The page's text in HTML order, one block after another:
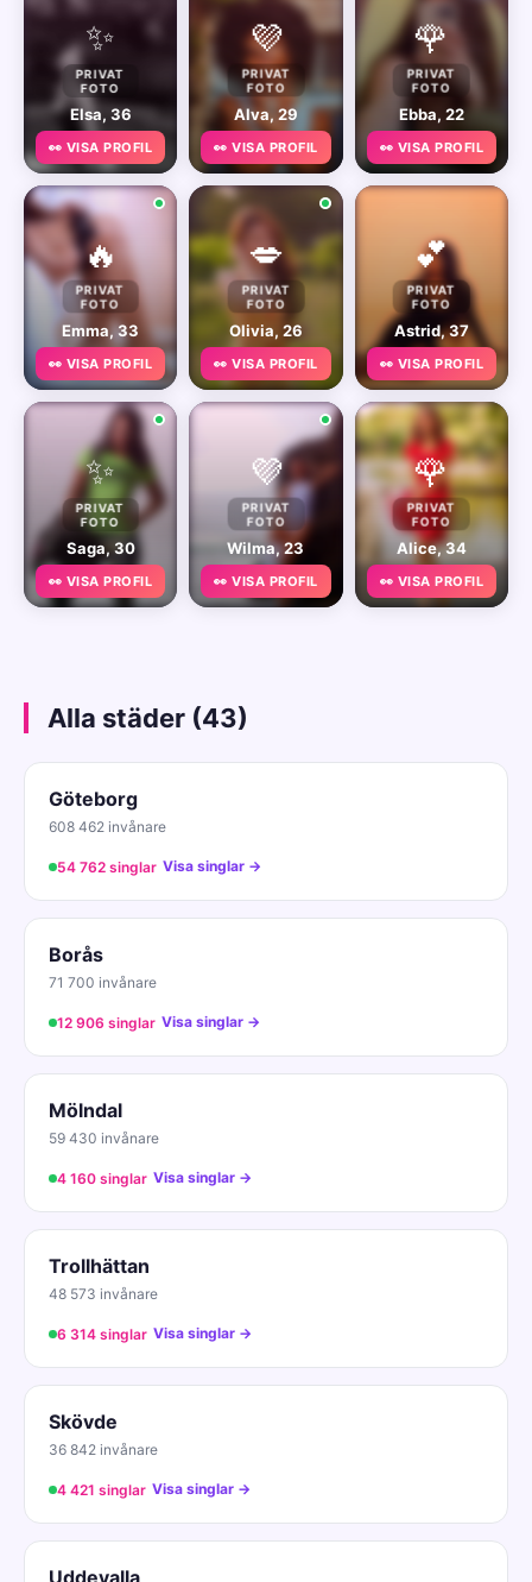
✨
PRIVAT
FOTO
Elsa, 36
👀 VISA PROFIL
💜
PRIVAT
FOTO
Alva, 29
👀 VISA PROFIL
🌹
PRIVAT
FOTO
Ebba, 22
👀 VISA PROFIL
🔥
PRIVAT
FOTO
Emma, 33
👀 VISA PROFIL
💋
PRIVAT
FOTO
Olivia, 26
👀 VISA PROFIL
💕
PRIVAT
FOTO
Astrid, 37
👀 VISA PROFIL
✨
PRIVAT
FOTO
Saga, 30
👀 VISA PROFIL
💜
PRIVAT
FOTO
Wilma, 23
👀 VISA PROFIL
🌹
PRIVAT
FOTO
Alice, 34
👀 VISA PROFIL
Alla städer (43)
Göteborg
608 462 invånare
54 762 singlar Visa singlar →
Borås
71 700 invånare
12 906 singlar Visa singlar →
Mölndal
59 430 invånare
4 160 singlar Visa singlar →
Trollhättan
48 573 invånare
6 314 singlar Visa singlar →
Skövde
36 842 invånare
4 421 singlar Visa singlar →
Uddevalla